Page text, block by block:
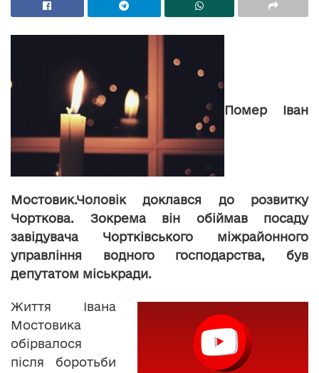
Помер Іван
Мостовик.Чоловік доклався до розвитку
Чорткова. Зокрема він обіймав посаду
завідувача Чортківського міжрайонного
управління водного господарства, був
депутатом міськради.
Життя Івана
Мостовика
обірвалося
після боротьби